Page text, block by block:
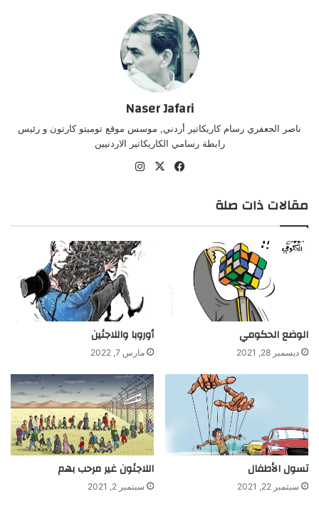
Naser Jafari
ناصر الجعفري رسام كاريكاتير أردني, موسس موقع توميتو كارتون و رئيس
رابطة رسامي الكاريكاتير الاردنيين
فيسبوك
‫X
مقالات ذات صلة
الوضع الحكومي
ديسمبر 28, 2021
أوروبا واللاجئين
مارس 7, 2022
تسول الأطفال
سبتمبر 22, 2021
اللاجئون غير مرحب بهم
سبتمبر 2, 2021